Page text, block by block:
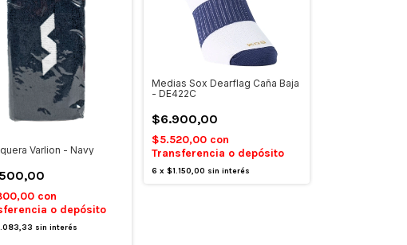
Varlion - Navy
con
o depósito
sin interés
Medias Sox Dearflag Caña Baja
- DE422C
$6.900,00
$5.520,00 con
Transferencia o depósito
6 x $1.150,00 sin interés